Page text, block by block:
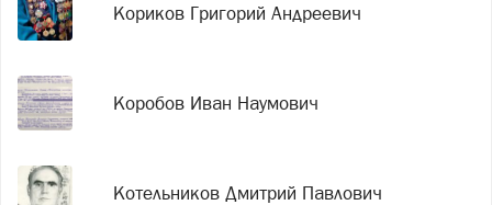
Кориков Григорий Андреевич
Коробов Иван Наумович
Котельников Дмитрий Павлович